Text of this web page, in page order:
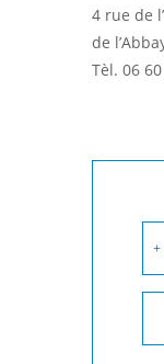
4 rue de
de
Tèl. 06
+